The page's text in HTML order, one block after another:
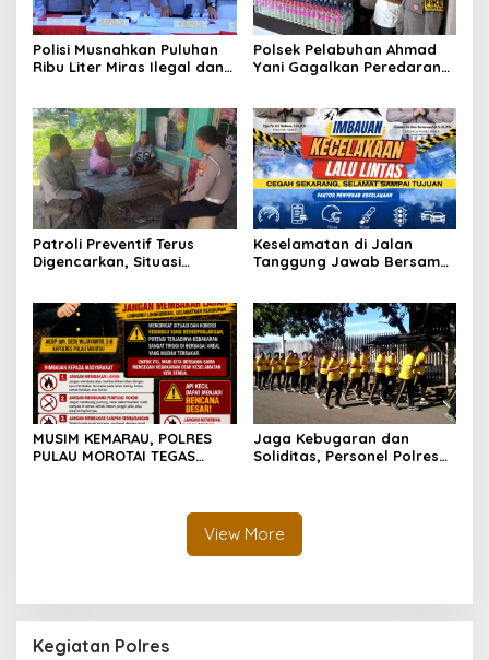
Polisi Musnahkan Puluhan
Ribu Liter Miras Ilegal dan
Lintas Negara
Polsek Pelabuhan Ahmad
Yani Gagalkan Peredaran
Kapal
Patroli Preventif Terus
Digencarkan, Situasi
Kondusif
Keselamatan di Jalan
Tanggung Jawab Bersama,
Lalu Lintas
MUSIM KEMARAU, POLRES
PULAU MOROTAI TEGAS
Jaga Kebugaran dan
Soliditas, Personel Polres
View More
Kegiatan Polres